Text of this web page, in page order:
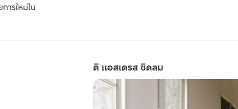
ารใหม่ใน
ดิ แอสเดรส ชิดลม